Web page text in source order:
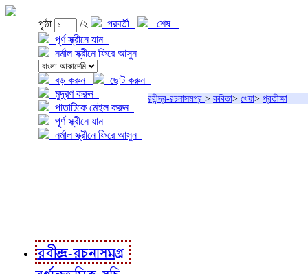
পৃষ্ঠা /২ পরবর্তী
শেষ
পূর্ণ স্ক্রীনে যান
নর্মাল স্ক্রীনে ফিরে আসুন
বড় করুন
ছোট করুন
মুদ্রণ করুন
পাতাটিকে মেইল করুন
পূর্ণ স্ক্রীনে যান
নর্মাল স্ক্রীনে ফিরে আসুন
রবীন্দ্র-রচনাসমগ্র > কবিতা> খেয়া> প্রতীক্ষা
রবীন্দ্র-রচনাসমগ্র